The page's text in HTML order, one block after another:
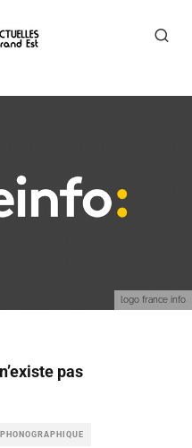
logo france info
pas